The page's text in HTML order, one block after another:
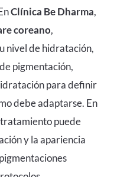
Clínica Be Dharma,
coreano,
nivel de hidratación,
pigmentación,
para definir
debe adaptarse. En
tratamiento puede
y la apariencia